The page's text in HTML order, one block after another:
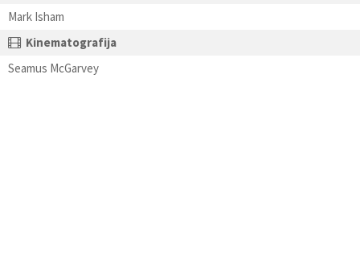
Mark Isham
Kinematografija
Seamus McGarvey